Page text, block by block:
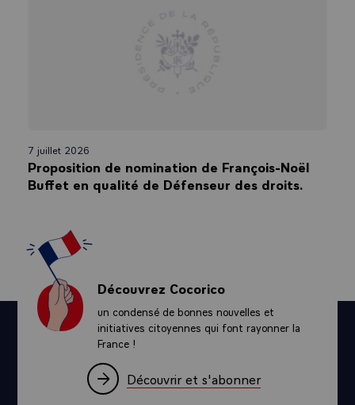
7 juillet 2026
Proposition de nomination de François-Noël
Buffet en qualité de Défenseur des droits.
Découvrez Cocorico
un condensé de bonnes nouvelles et
initiatives citoyennes qui font rayonner la
France !
Découvrir et s'abonner